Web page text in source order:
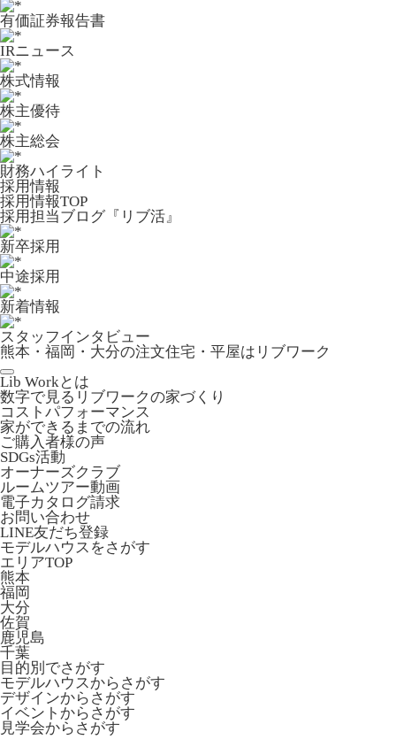
有価証券報告書
IRニュース
株式情報
株主優待
株主総会
財務ハイライト
採用情報
採用情報TOP
採用担当ブログ『リブ活』
新卒採用
中途採用
新着情報
スタッフインタビュー
熊本・福岡・大分の注文住宅・平屋はリブワーク
Lib Workとは
数字で見るリブワークの家づくり
コストパフォーマンス
家ができるまでの流れ
ご購入者様の声
SDGs活動
オーナーズクラブ
ルームツアー動画
電子カタログ請求
お問い合わせ
LINE友だち登録
モデルハウスをさがす
エリアTOP
熊本
福岡
大分
佐賀
鹿児島
千葉
目的別でさがす
モデルハウスからさがす
デザインからさがす
イベントからさがす
見学会からさがす